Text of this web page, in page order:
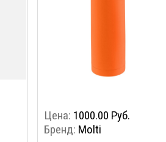
Цена: 1000.00 Руб.
Бренд: Molti